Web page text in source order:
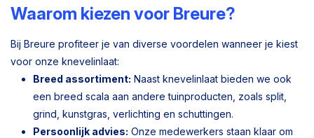
Waarom kiezen voor Breure?
Bij Breure profiteer je van diverse voordelen wanneer je kiest
voor onze knevelinlaat:
Breed assortiment: Naast knevelinlaat bieden we ook
een breed scala aan andere tuinproducten, zoals split,
grind, kunstgras, verlichting en schuttingen.
Persoonlijk advies: Onze medewerkers staan klaar om